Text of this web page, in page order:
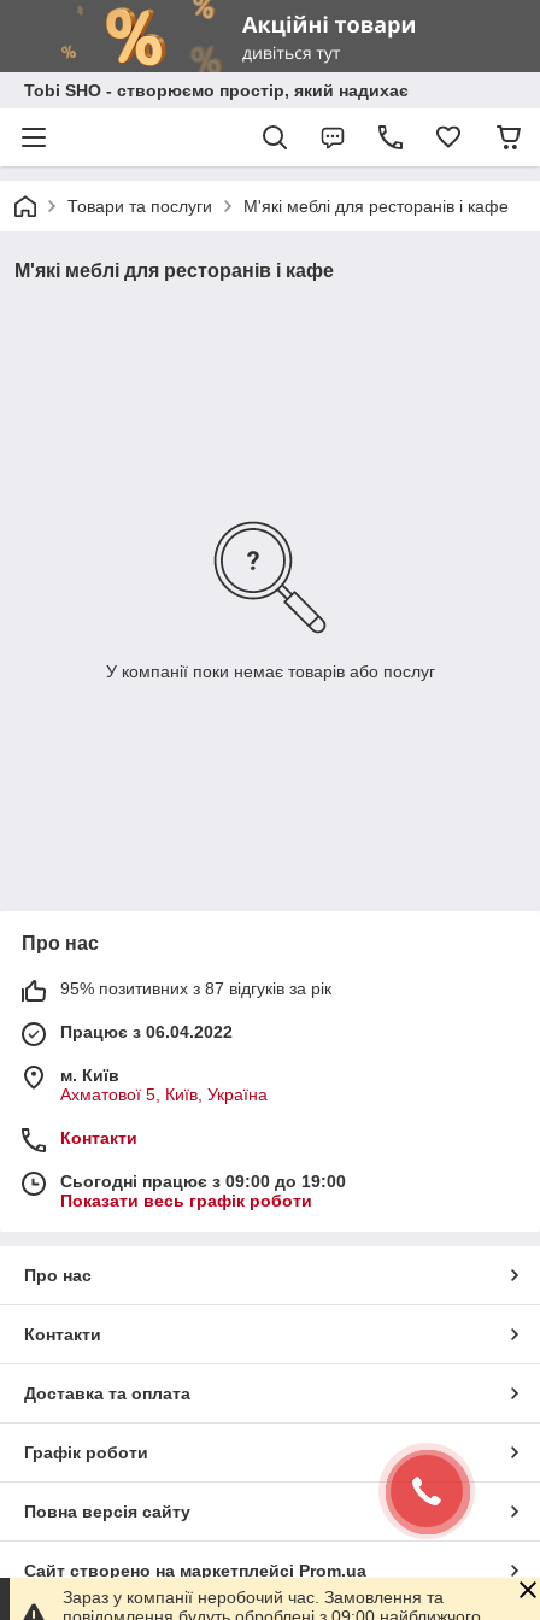
Tobi SHO - створюємо простір, який надихає
Товари та послуги М'які меблі для ресторанів і кафе
М'які меблі для ресторанів і кафе
У компанії поки немає товарів або послуг
Про нас
95% позитивних з 87 відгуків за рік
Працює з 06.04.2022
м. Київ
Ахматової 5, Київ, Україна
Контакти
Сьогодні працює з 09:00 до 19:00
Показати весь графік роботи
Про нас
Контакти
Доставка та оплата
Графік роботи
Повна версія сайту
Сайт створено на маркетплейсі Prom.ua
Зараз у компанії неробочий час. Замовлення та